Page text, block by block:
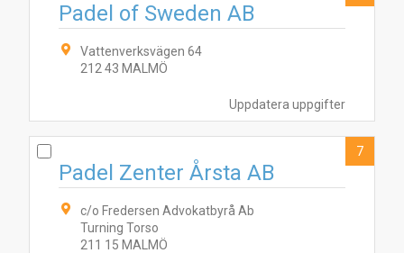
Uppdatera uppgifter
Padel of Sweden AB
Vattenverksvägen 64
212 43 MALMÖ
Padel Zenter Årsta AB
c/o Fredersen Advokatbyrå Ab
Turning Torso
211 15 MALMÖ
7